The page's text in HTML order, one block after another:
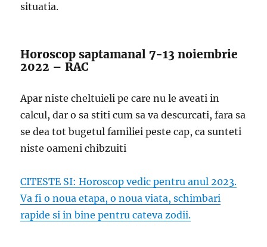
situatia.
Horoscop saptamanal 7-13 noiembrie
2022 – RAC
Apar niste cheltuieli pe care nu le aveati in
calcul, dar o sa stiti cum sa va descurcati, fara sa
se dea tot bugetul familiei peste cap, ca sunteti
niste oameni chibzuiti
CITESTE SI: Horoscop vedic pentru anul 2023.
Va fi o noua etapa, o noua viata, schimbari
rapide si in bine pentru cateva zodii.